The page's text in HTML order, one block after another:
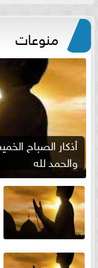
منوعات
والحمد لله